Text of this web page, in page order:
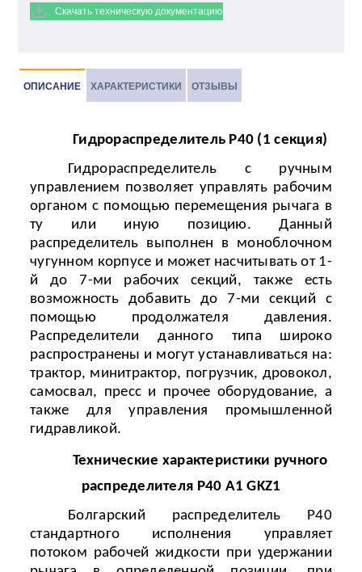
Скачать техническую документацию
ОПИСАНИЕ ХАРАКТЕРИСТИКИ ОТЗЫВЫ
Гидрораспределитель P40 (1 секция)
Гидрораспределитель с ручным
управлением позволяет управлять рабочим
органом с помощью перемещения рычага в
ту или иную позицию. Данный
распределитель выполнен в моноблочном
чугунном корпусе и может насчитывать от 1-
й до 7-ми рабочих секций, также есть
возможность добавить до 7-ми секций с
помощью продолжателя давления.
Распределители данного типа широко
распространены и могут устанавливаться на:
трактор, минитрактор, погрузчик, дровокол,
самосвал, пресс и прочее оборудование, а
также для управления промышленной
гидравликой.
Технические характеристики ручного
распределителя P40 A1 GKZ1
Болгарский распределитель P40
стандартного исполнения управляет
потоком рабочей жидкости при удержании